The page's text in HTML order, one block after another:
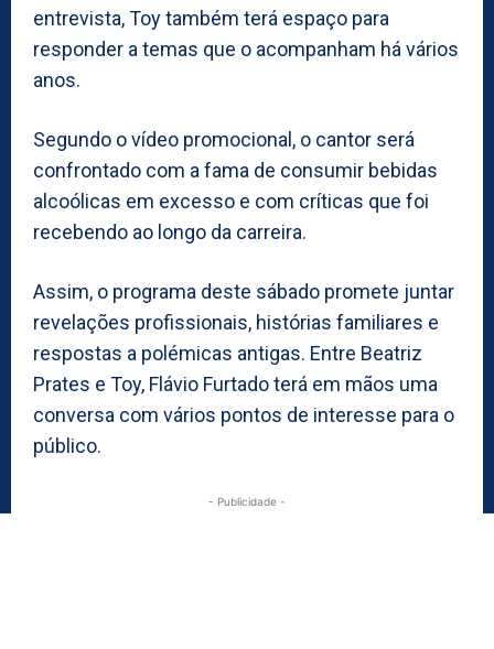
entrevista, Toy também terá espaço para
responder a temas que o acompanham há vários
anos.
Segundo o vídeo promocional, o cantor será
confrontado com a fama de consumir bebidas
alcoólicas em excesso e com críticas que foi
recebendo ao longo da carreira.
Assim, o programa deste sábado promete juntar
revelações profissionais, histórias familiares e
respostas a polémicas antigas. Entre Beatriz
Prates e Toy, Flávio Furtado terá em mãos uma
conversa com vários pontos de interesse para o
público.
- Publicidade -